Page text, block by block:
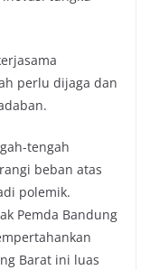
perlu dijaga dan
tengah
beban atas
polemik.
Pemda Bandung
Barat ini luas